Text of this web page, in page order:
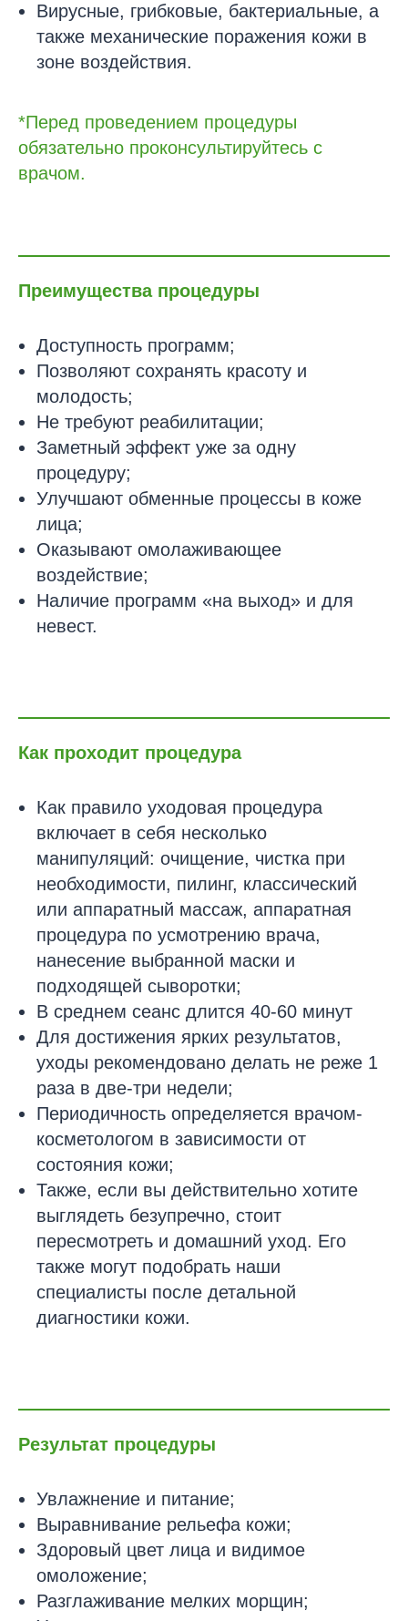
Вирусные, грибковые, бактериальные, а
также механические поражения кожи в
зоне воздействия.
*Перед проведением процедуры
обязательно проконсультируйтесь с
врачом.
Преимущества процедуры
Доступность программ;
Позволяют сохранять красоту и
молодость;
Не требуют реабилитации;
Заметный эффект уже за одну
процедуру;
Улучшают обменные процессы в коже
лица;
Оказывают омолаживающее
воздействие;
Наличие программ «на выход» и для
невест.
Как проходит процедура
Как правило уходовая процедура
включает в себя несколько
манипуляций: очищение, чистка при
необходимости, пилинг, классический
или аппаратный массаж, аппаратная
процедура по усмотрению врача,
нанесение выбранной маски и
подходящей сыворотки;
В среднем сеанс длится 40-60 минут
Для достижения ярких результатов,
уходы рекомендовано делать не реже 1
раза в две-три недели;
Периодичность определяется врачом-
косметологом в зависимости от
состояния кожи;
Также, если вы действительно хотите
выглядеть безупречно, стоит
пересмотреть и домашний уход. Его
также могут подобрать наши
специалисты после детальной
диагностики кожи.
Результат процедуры
Увлажнение и питание;
Выравнивание рельефа кожи;
Здоровый цвет лица и видимое
омоложение;
Разглаживание мелких морщин;